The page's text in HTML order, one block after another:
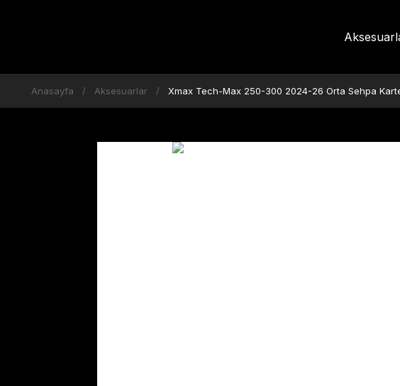
Anasayfa Aksesuarlar Xmax Tech-Max 250-300 2024-26 Orta Sehpa